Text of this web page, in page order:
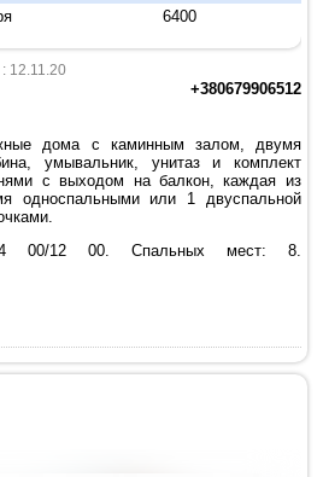
6400
12.11.20
+380679906512
дома с каминным залом, двумя
умывальник, унитаз и комплект
с выходом на балкон, каждая из
односпальными или 1 двуспальной
14 00/12 00. Спальных мест: 8.